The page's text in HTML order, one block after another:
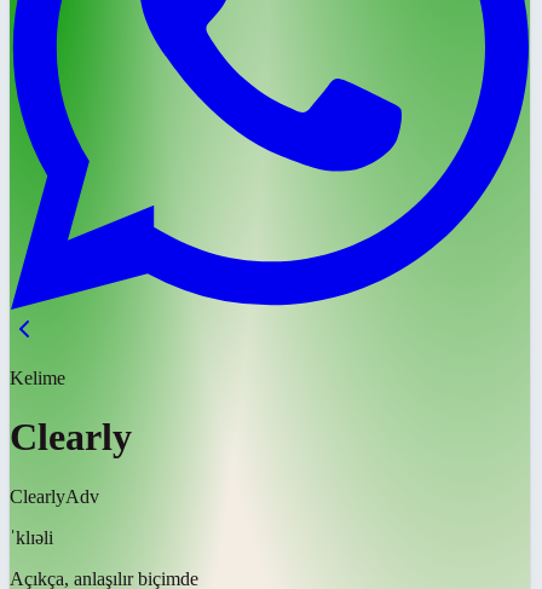
Kelime
Clearly
ClearlyAdv
ˈklɪəli
Açıkça, anlaşılır biçimde